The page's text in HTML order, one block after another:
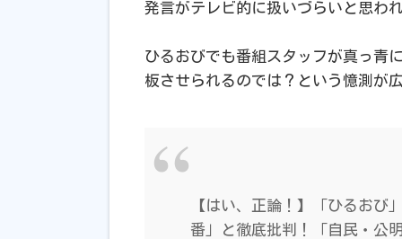
発言がテレビ的に扱いづらいと思わ
ひるおびでも番組スタッフが真っ青
板させられるのでは？という憶測が
【はい、正論！】「ひるおび
番」と徹底批判！「自民・公